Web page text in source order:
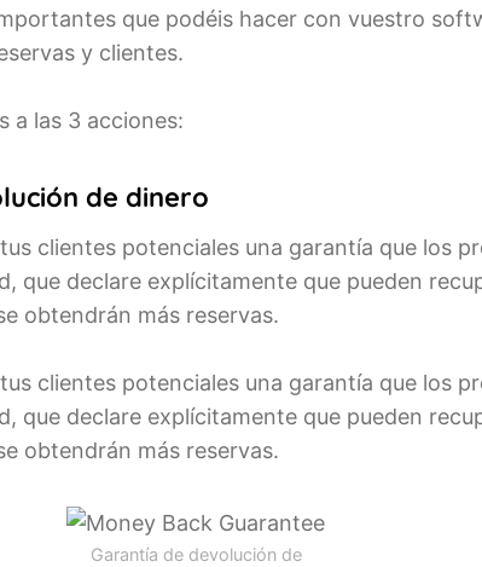
que podéis hacer con vuestro
y clientes.
a las 3 acciones:
de dinero
clientes potenciales una garantía que los
que declare explícitamente que pueden
obtendrán más reservas.
clientes potenciales una garantía que los
que declare explícitamente que pueden
obtendrán más reservas.
Garantía de devolución de